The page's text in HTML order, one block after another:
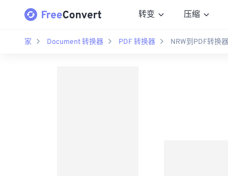
转变 压缩
家 Document 转换器 PDF 转换器 NRW到PDF转换器